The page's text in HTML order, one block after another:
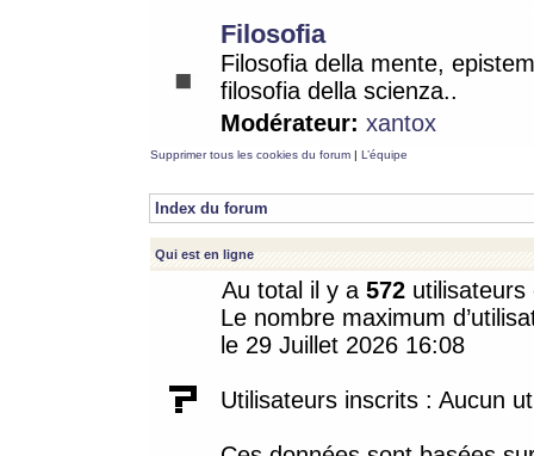
Filosofia
Filosofia della mente,
filosofia della scienza..
Modérateur: xantox
Supprimer tous les cookies du forum | L’équipe
Index du forum
Qui est en ligne
Au total il y a 572
Le nombre maximum
le 29 Juillet 2026 16:08
Utilisateurs inscrits : Aucun